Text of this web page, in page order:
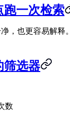
一次检索
，也更容易解释。
筛选器
数